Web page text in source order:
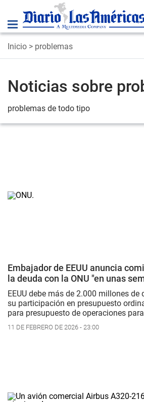
Inicio > problemas
Noticias sobre
problemas de todo tipo
Embajador de EEUU anuncia
la deuda con la ONU "en unas
EEUU debe más de 2.000 millones de
su participación en presupuesto
para presupuesto de operaciones
11 DE FEBRERO DE 2026 - 23:00